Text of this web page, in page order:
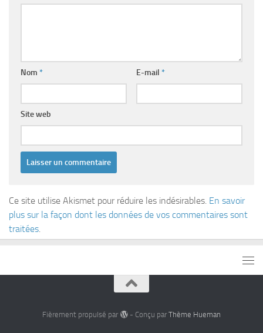
Nom * E-mail *
Site web
Ce site utilise Akismet pour réduire les indésirables. En savoir
plus sur la façon dont les données de vos commentaires sont
traitées.
Fièrement propulsé par - Conçu par Thème Hueman